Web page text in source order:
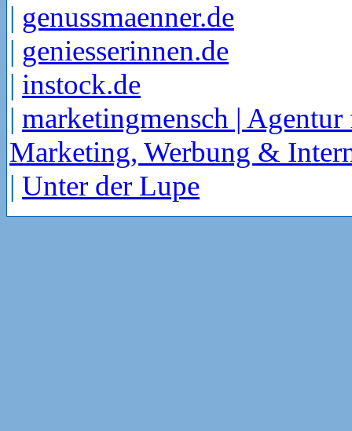
| genussmaenner.de
| geniesserinnen.de
| instock.de
| marketingmensch | Agentur
Marketing, Werbung &
| Unter der Lupe